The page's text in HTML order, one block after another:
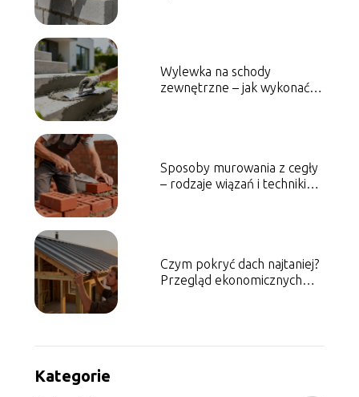
Wylewka na schody
zewnętrzne – jak wykonać ją
Sposoby murowania z cegły
– rodzaje wiązań i techniki
Czym pokryć dach najtaniej?
Przegląd ekonomicznych
Kategorie